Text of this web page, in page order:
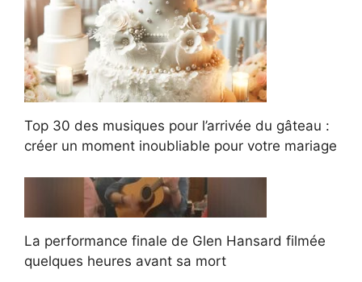
Top 30 des musiques pour l’arrivée du gâteau :
créer un moment inoubliable pour votre mariage
La performance finale de Glen Hansard filmée
quelques heures avant sa mort